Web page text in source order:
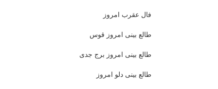
فال عقرب امروز
طالع بینی امروز قوس
طالع بینی امروز برج جدی
طالع بینی دلو امروز